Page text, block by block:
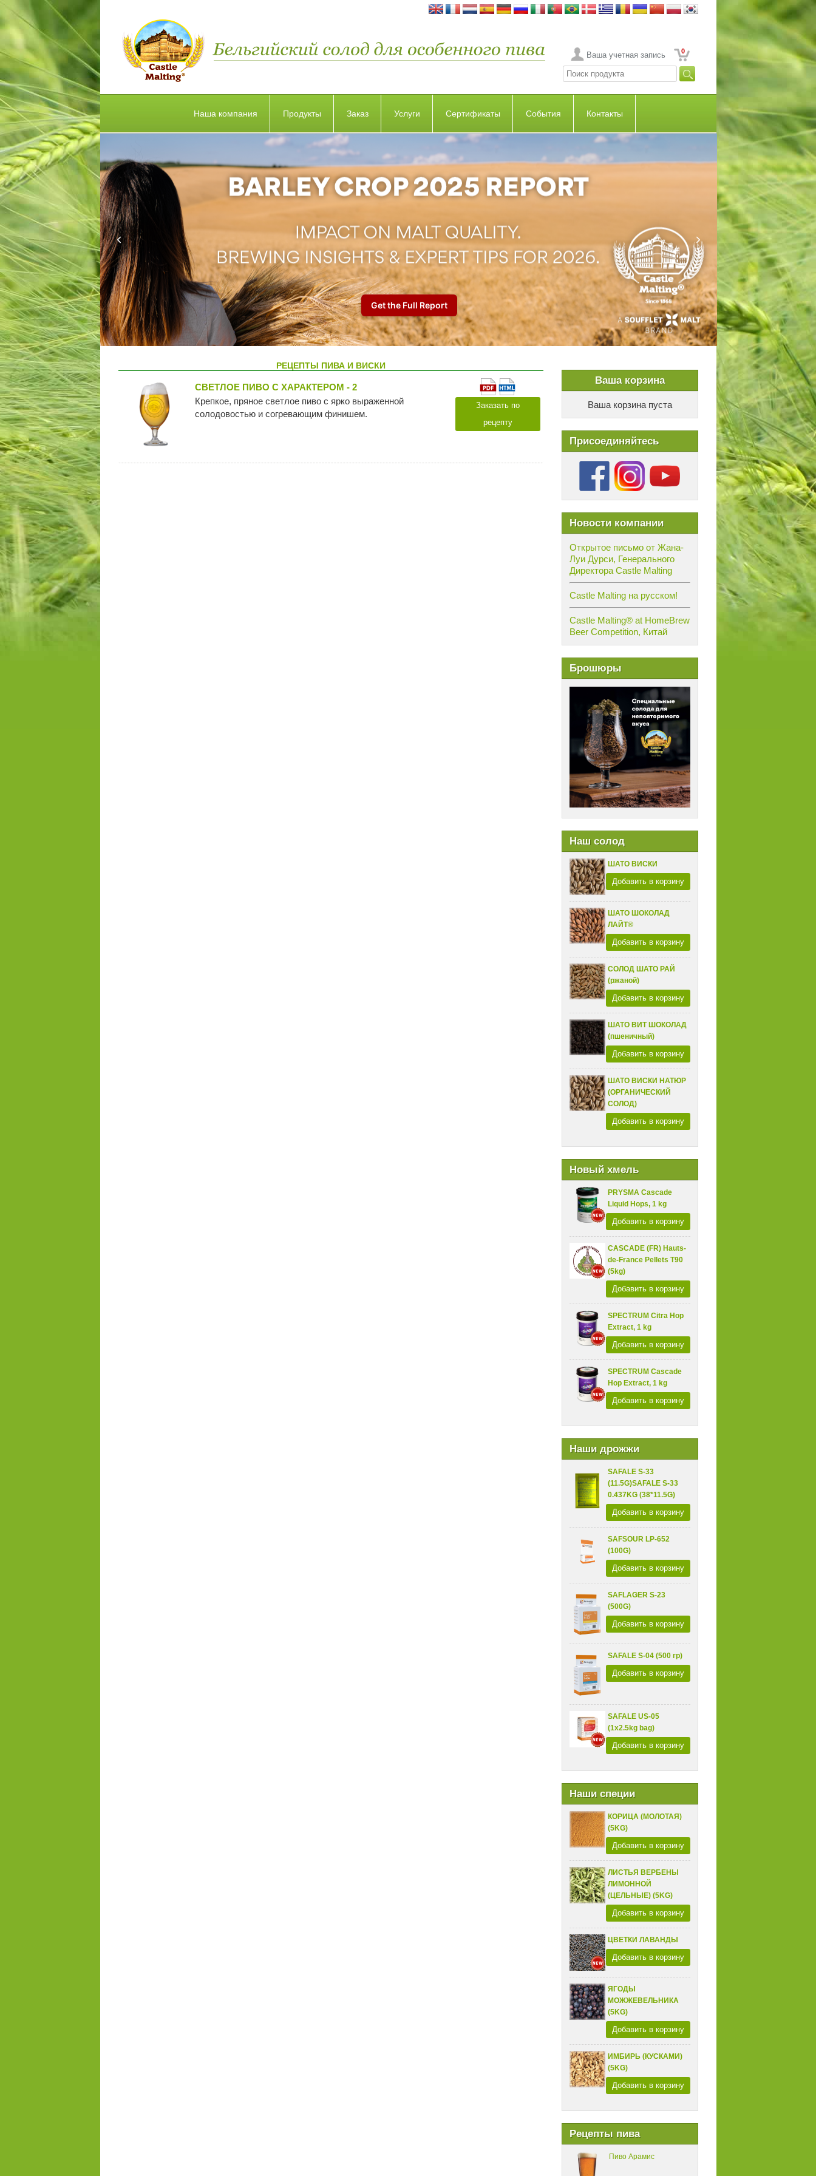
Ваша учетная запись 0
Наша компания Продукты Заказ Услуги Сертификаты События Контакты
Ваша корзина
Ваша корзина пуста
Присоединяйтесь
Новости компании
Открытое письмо от Жана-
Луи Дурси, Генерального
Директора Castle Malting
Castle Malting на русском!
Castle Malting® at HomeBrew
Beer Competition, Китай
Брошюры
Наш солод
ШАТО ВИСКИ
Добавить в корзину
ШАТО ШОКОЛАД
ЛАЙТ®
Добавить в корзину
СОЛОД ШАТО РАЙ
(ржаной)
Добавить в корзину
ШАТО ВИТ ШОКОЛАД
(пшеничный)
Добавить в корзину
ШАТО ВИСКИ НАТЮР
(ОРГАНИЧЕСКИЙ
СОЛОД)
Добавить в корзину
Новый хмель
PRYSMA Cascade
Liquid Hops, 1 kg
Добавить в корзину
CASCADE (FR) Hauts-
de-France Pellets T90
(5kg)
Добавить в корзину
SPECTRUM Citra Hop
Extract, 1 kg
Добавить в корзину
SPECTRUM Cascade
Hop Extract, 1 kg
Добавить в корзину
Наши дрожжи
SAFALE S-33
(11.5G)SAFALE S-33
0.437KG (38*11.5G)
Добавить в корзину
SAFSOUR LP-652
(100G)
Добавить в корзину
SAFLAGER S-23
(500G)
Добавить в корзину
SAFALE S-04 (500 гр)
Добавить в корзину
SAFALE US-05
(1x2.5kg bag)
Добавить в корзину
Наши специи
КОРИЦА (МОЛОТАЯ)
(5KG)
Добавить в корзину
ЛИСТЬЯ ВЕРБЕНЫ
ЛИМОННОЙ
(ЦЕЛЬНЫЕ) (5KG)
Добавить в корзину
ЦВЕТКИ ЛАВАНДЫ
Добавить в корзину
ЯГОДЫ
МОЖЖЕВЕЛЬНИКА
(5KG)
Добавить в корзину
ИМБИРЬ (КУСКАМИ)
(5KG)
Добавить в корзину
Рецепты пива
Пиво Арамис
РЕЦЕПТЫ ПИВА И ВИСКИ
СВЕТЛОЕ ПИВО С ХАРАКТЕРОМ - 2
Крепкое, пряное светлое пиво с ярко выраженной
солодовостью и согревающим финишем.
Заказать по
рецепту